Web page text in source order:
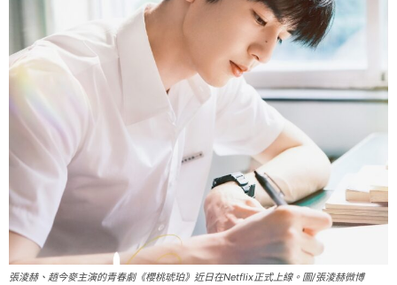
張淩赫、趙今麥主演的青春劇《櫻桃琥珀》近日在Netflix正式上線。圖/張淩赫微博